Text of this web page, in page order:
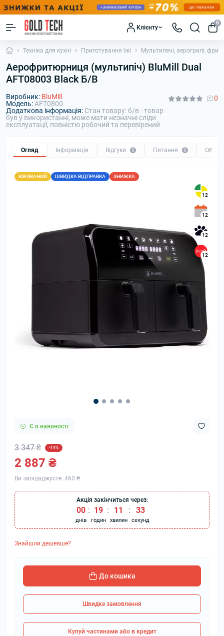
Клієнту
0
Техніка для кухні Приготування їжі Мультипечі, аерогрилі,
Аерофритюрниця (мультипіч) BluMill Dual
AFT08003 Black Б/В
Виробник: BluMill
Модель:AFT0800
Додаткова інформація: Стан товару: б/в - товар
був у використанні, може мати незначні сліди
експлуатації, повністю робочий та перевірений
0
Огляд Інформація Відгуки 0 Питання 0 Обмін
ВЖИВАНИЙ ШВИДКА ВІДПРАВКА ЗНИЖКА
12
12
12
12
Є в наявності
3 347 ₴ -14%
2 887 ₴
Ви заощаджуєте: 460 ₴
Акція закінчиться через:
00
днів
: 19
годин
: 11
хвилин
: 32
секунд
Знайшли дешевше?
До кошика
Швидке замовлення
Купуй частинами або в кредит